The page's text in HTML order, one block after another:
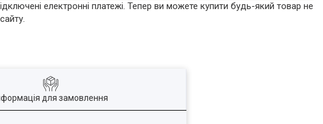
електронні платежі. Тепер ви можете купити будь-який товар не
для замовлення